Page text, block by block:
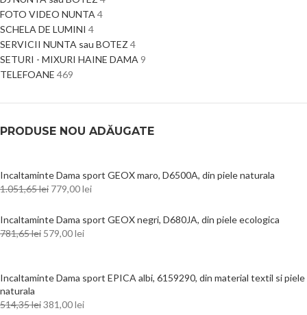
FOTO VIDEO NUNTA 4
SCHELA DE LUMINI 4
SERVICII NUNTA sau BOTEZ 4
SETURI - MIXURI HAINE DAMA 9
TELEFOANE 469
PRODUSE NOU ADĂUGATE
Incaltaminte Dama sport GEOX maro, D6500A, din piele naturala
1.051,65lei 779,00lei
Incaltaminte Dama sport GEOX negri, D680JA, din piele ecologica
781,65lei 579,00lei
Incaltaminte Dama sport EPICA albi, 6159290, din material textil si piele
naturala
514,35lei381,00lei